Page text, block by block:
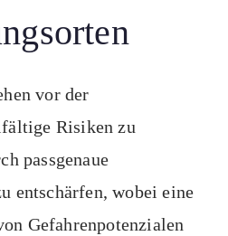
vor der
Risiken zu
passgenaue
entschärfen, wobei eine
Gefahrenpotenzialen